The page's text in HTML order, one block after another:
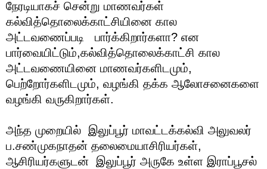
நேரடியாகச் சென்று மாணவர்கள்
கல்வித்தொலைக்காட்சியினை கால
அட்டவணைப்படி பார்க்கிறார்களா? என
பார்வையிட்டும்,கல்வித்தொலைக்காட்சி கால
அட்டவணையினை மாணவர்களிடமும்,
பெற்றோர்களிடமும், வழங்கி தக்க ஆலோசனைகளை
வழங்கி வருகிறார்கள்.
அந்த முறையில் இலுப்பூர் மாவட்டக்கல்வி அலுவலர்
ப.சண்முகநாதன் தலைமையாசிரியர்கள்,
ஆசிரியர்களுடன் இலுப்பூர் அருகே உள்ள இராப்பூசல்